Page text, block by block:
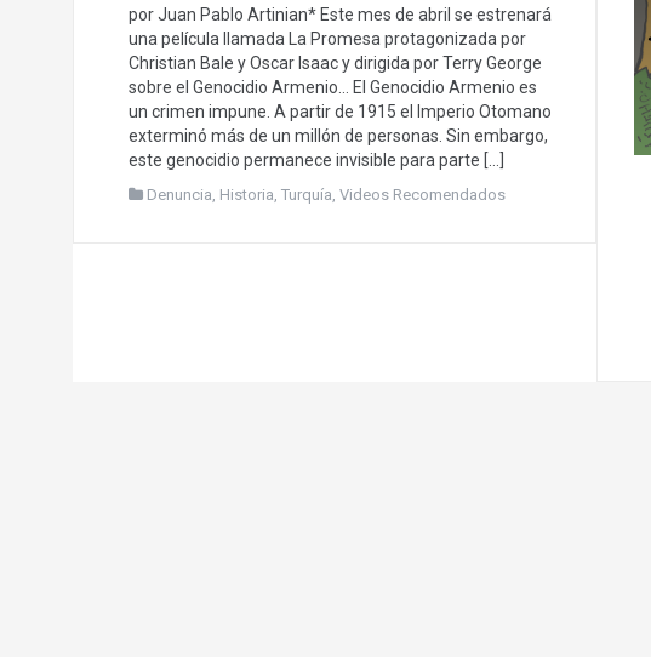
por Juan Pablo Artinian* Este mes de abril se estrenará
una película llamada La Promesa protagonizada por
Christian Bale y Oscar Isaac y dirigida por Terry George
sobre el Genocidio Armenio… El Genocidio Armenio es
un crimen impune. A partir de 1915 el Imperio Otomano
exterminó más de un millón de personas. Sin embargo,
este genocidio permanece invisible para parte […]
Denuncia, Historia, Turquía, Videos Recomendados